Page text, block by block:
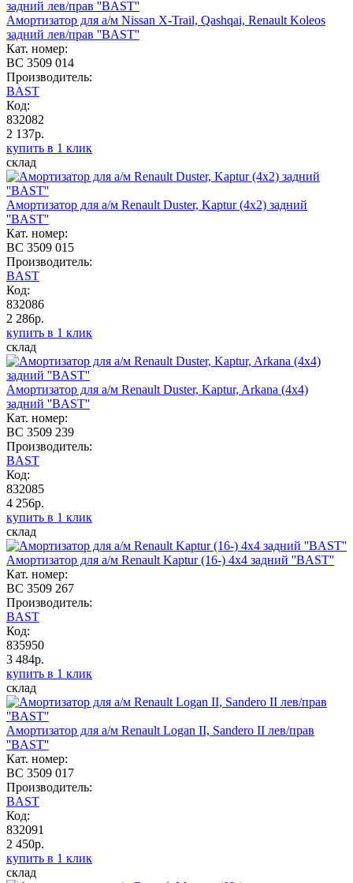
Амортизатор для а/м Nissan X-Trail, Qashqai, Renault Koleos
задний лев/прав ''BAST''
Кат. номер:
BC 3509 014
Производитель:
BAST
Код:
832082
2 137р.
купить в 1 клик
склад
Амортизатор для а/м Renault Duster, Kaptur (4x2) задний
''BAST''
Кат. номер:
BC 3509 015
Производитель:
BAST
Код:
832086
2 286р.
купить в 1 клик
склад
Амортизатор для а/м Renault Duster, Kaptur, Arkana (4x4)
задний ''BAST''
Кат. номер:
BC 3509 239
Производитель:
BAST
Код:
832085
4 256р.
купить в 1 клик
склад
Амортизатор для а/м Renault Kaptur (16-) 4x4 задний ''BAST''
Кат. номер:
BC 3509 267
Производитель:
BAST
Код:
835950
3 484р.
купить в 1 клик
склад
Амортизатор для а/м Renault Logan II, Sandero II лев/прав
''BAST''
Кат. номер:
BC 3509 017
Производитель:
BAST
Код:
832091
2 450р.
купить в 1 клик
склад